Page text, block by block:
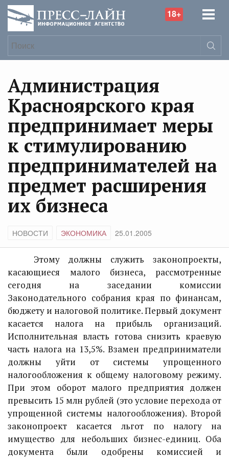
18+
Администрация
Красноярского края
предпринимает меры
к стимулированию
предпринимателей на
предмет расширения
их бизнеса
НОВОСТИ ЭКОНОМИКА 25.01.2005
Этому должны служить законопроекты,
касающиеся малого бизнеса, рассмотренные
сегодня на заседании комиссии
Законодательного собрания края по финансам,
бюджету и налоговой политике. Первый документ
касается налога на прибыль организаций.
Исполнительная власть готова снизить краевую
часть налога на 13,5%. Взамен предприниматели
должны уйти от системы упрощенного
налогообложения к общему налоговому режиму.
При этом оборот малого предприятия должен
превысить 15 млн рублей (это условие перехода от
упрощенной системы налогообложения). Второй
законопроект касается льгот по налогу на
имущество для небольших бизнес-единиц. Оба
документа были одобрены комиссией и